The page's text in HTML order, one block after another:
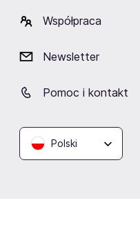
Współpraca
Newsletter
Pomoc i kontakt
Polski
Kameralna